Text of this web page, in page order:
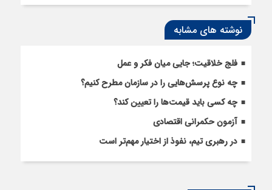
نوشته های مشابه
فلج خلاقیت؛ جایی میان فکر و عمل
چه نوع پرسش‌هایی را در سازمان مطرح کنیم؟
چه کسی باید قیمت‌ها را تعیین کند؟
آزمون حکمرانی اقتصادی
در رهبری تیم، نفوذ از اختیار مهم‌تر است